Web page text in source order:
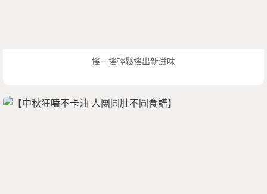
搖一搖輕鬆搖出新滋味